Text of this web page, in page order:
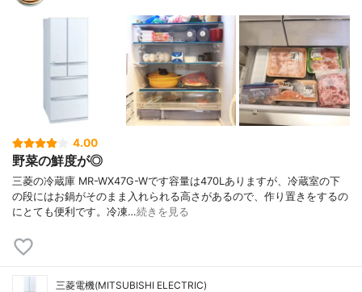
4.00
野菜の鮮度が◎
三菱の冷蔵庫 MR-WX47G-Wです容量は470Lありますが、冷蔵室の下
の段にはお鍋がそのまま入れられる高さがあるので、作り置きをするの
にとても便利です。冷凍…続きを見る
三菱電機(MITSUBISHI ELECTRIC)